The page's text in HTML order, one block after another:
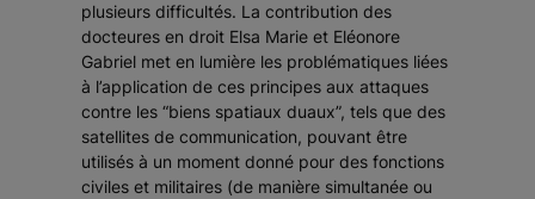
plusieurs difficultés. La contribution des
docteures en droit Elsa Marie et Eléonore
Gabriel met en lumière les problématiques liées
à l’application de ces principes aux attaques
contre les “biens spatiaux duaux”, tels que des
satellites de communication, pouvant être
utilisés à un moment donné pour des fonctions
civiles et militaires (de manière simultanée ou